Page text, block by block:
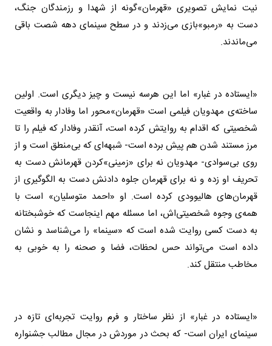
نیت نمایش تصویری «قهرمان»‌گونه از شهدا و رزمندگان جنگ،
دست به «رمبو»بازی می‌زدند و در سطح سینمای دهه شصت باقی
می‌ماندند.
«ایستاده در غبار» اما این هرسه نیست و چیز دیگری است. اولین
ساخته‌ی مهدویان فیلمی است «قهرمان»محور اما وفادار به واقعیت
شخصیتی که اقدام به روایتش کرده است، آنقدر وفادار که فیلم را تا
مرز مستند شدن هم پیش برده است- شبهه‌ای که بی‌منطق است و از
روی بی‌سوادی- مهدویان نه برای «زمینی»کردن قهرمانش دست به
تحریف او زده و نه برای قهرمان جلوه دادنش دست به الگوگیری از
قهرمان‌های هالیوودی کرده است. او «احمد متوسلیان» است با
همه‌ی وجوه شخصیتی‌اش، اما مسئله مهم اینجاست که خوشبختانه
به دست کسی روایت شده است که «سینما» را می‌شناسد و نشان
داده است می‌تواند حس لحظات، فضا و صحنه را به خوبی به
مخاطب منتقل کند.
«ایستاده در غبار» از نظر ساختار و فرم روایت تجربه‌ای تازه در
سینمای ایران است- که بحث در موردش در مجال مطالب جشنواره